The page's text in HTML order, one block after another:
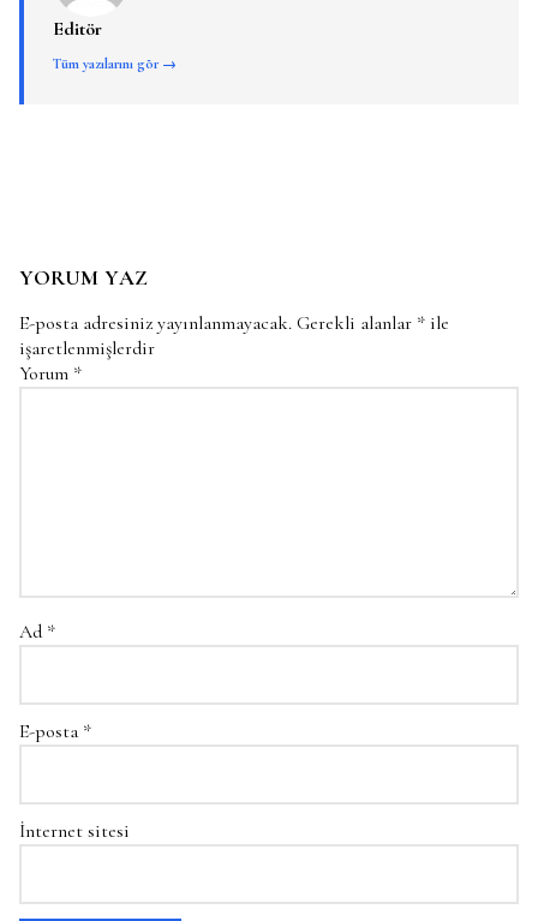
Editör
Tüm yazılarını gör →
YORUM YAZ
E-posta adresiniz yayınlanmayacak. Gerekli alanlar * ile
işaretlenmişlerdir
Yorum *
Ad *
E-posta *
İnternet sitesi